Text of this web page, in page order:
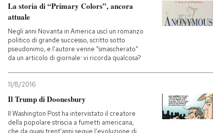
La storia di “Primary Colors”, ancora
attuale
Negli anni Novanta in America uscì un romanzo
politico di grande successo, scritto sotto
pseudonimo, e l'autore venne "smascherato"
da un articolo di giornale: vi ricorda qualcosa?
11/8/2016
Il Trump di Doonesbury
Il Washington Post ha intervistato il creatore
della popolare striscia a fumetti americana,
che da quasi trent'anni segue l'evoluzione di